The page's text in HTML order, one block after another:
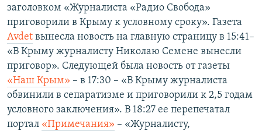
заголовком «Журналиста «Радио Свобода»
приговорили в Крыму к условному сроку». Газета
Avdet вынесла новость на главную страницу в 15:41–
«В Крыму журналисту Николаю Семене вынесли
приговор». Следующей была новость от газеты
«Наш Крым» – в 17:30 – «В Крыму журналиста
обвинили в сепаратизме и приговорили к 2,5 годам
условного заключения». В 18:27 ее перепечатал
портал «Примечания» – «Журналисту,